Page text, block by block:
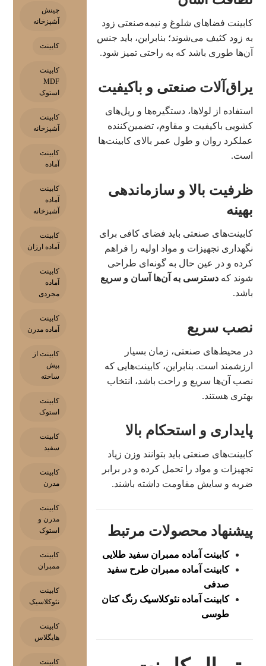
کابینت فضاهای شلوغ و نیمه‌صنعتی زود
به زود کثیف می‌شوند؛ بنابراین، باید جنس
آن‌ها طوری باشد که به راحتی تمیز شود.
یراق‌آلات صنعتی و باکیفیت
استفاده از لولاها، دستگیره‌ها و ریل‌های
کشویی باکیفیت و مقاوم، تضمین‌کننده
عملکرد روان و طول عمر بالای کابینت‌ها
است.
ظرفیت بالا و سازماندهی
بهینه
کابینت‌های صنعتی باید فضای کافی برای
نگهداری تجهیزات و مواد اولیه را فراهم
کرده و در عین حال به گونه‌ای طراحی
شوند کهدسترسی به آن‌ها آسان و سریع
باشد.
نصب سریع
در محیط‌های صنعتی، زمان بسیار
ارزشمند است. بنابراین، کابینت‌هایی که
نصب آن‌ها سریع و راحت باشد، انتخاب
بهتری هستند.
پایداری و استحکام بالا
کابینت‌های صنعتی باید بتوانند وزن زیاد
تجهیزات و مواد را تحمل کرده و در برابر
ضربه و سایش مقاومت داشته باشند.
پیشنهاد محصولات مرتبط
کابینت آماده ممبران سفید طلایی
کابینت آماده ممبران طرح سفید
صدفی
کابینت آماده نئوکلاسیک رنگ کتان
طوسی
چینش
آشپزخانه
کابینت
کابینت
MDF
استوک
کابینت
آشپزخانه
کابینت
آماده
کابینت
آماده
آشپزخانه
کابینت
آماده ارزان
کابینت
آماده
مجردی
کابینت
آماده مدرن
کابینت از
پیش
ساخته
کابینت
استوک
کابینت
سفید
کابینت
مدرن
کابینت
مدرن و
استوک
کابینت
ممبران
کابینت
نئوکلاسیک
کابینت
هایگلاس
کابینت